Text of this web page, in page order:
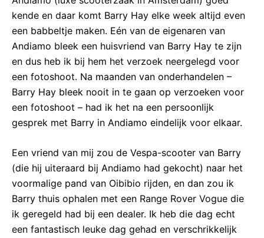
kende en daar komt Barry Hay elke week altijd even
een babbeltje maken. Eén van de eigenaren van
Andiamo bleek een huisvriend van Barry Hay te zijn
en dus heb ik bij hem het verzoek neergelegd voor
een fotoshoot. Na maanden van onderhandelen –
Barry Hay bleek nooit in te gaan op verzoeken voor
een fotoshoot – had ik het na een persoonlijk
gesprek met Barry in Andiamo eindelijk voor elkaar.
Een vriend van mij zou de Vespa-scooter van Barry
(die hij uiteraard bij Andiamo had gekocht) naar het
voormalige pand van Oibibio rijden, en dan zou ik
Barry thuis ophalen met een Range Rover Vogue die
ik geregeld had bij een dealer. Ik heb die dag echt
een fantastisch leuke dag gehad en verschrikkelijk